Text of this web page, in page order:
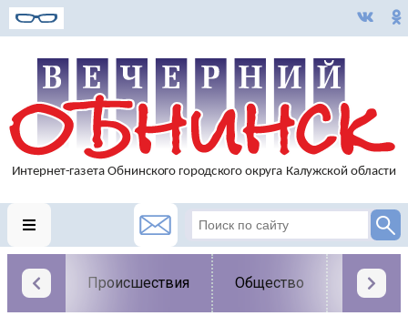
Происшествия Общество Власть